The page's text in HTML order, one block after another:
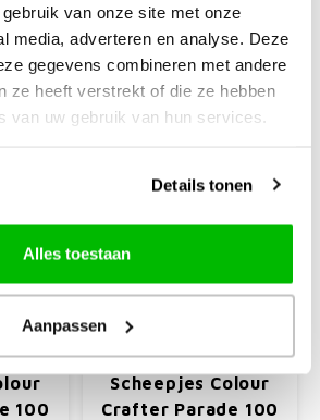
van onze site met onze
media, adverteren en analyse. Deze
gegevens combineren met andere
ze heeft verstrekt of die ze hebben
van uw gebruik van hun services.
Details tonen
Alles toestaan
Aanpassen
€5,25 €4,72
100
Scheepjeswol
Scheepjes Colour
Crafter Parade 100